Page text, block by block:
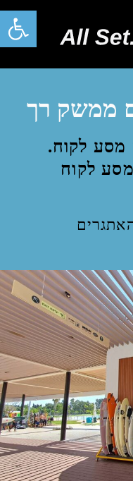
ממשק רך
מסע לקוח.
לקוח
פתח